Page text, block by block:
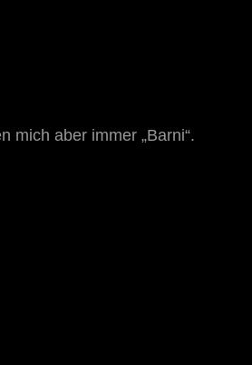
mich aber immer „Barni“.